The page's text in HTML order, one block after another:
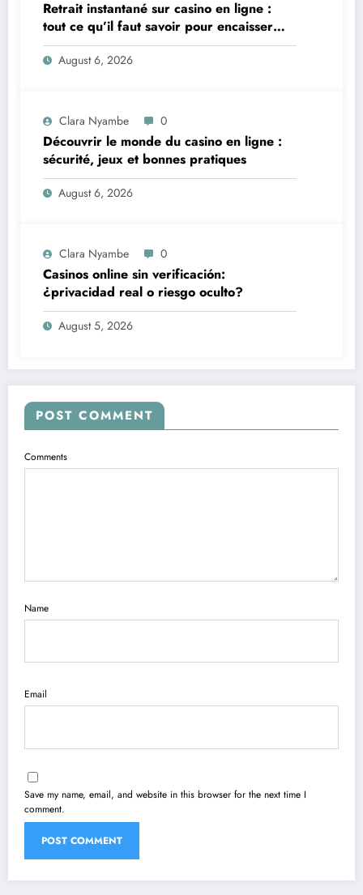
Retrait instantané sur casino en ligne :
tout ce qu’il faut savoir pour encaisser
vite et sereinement
August 6, 2026
Clara Nyambe 0
Découvrir le monde du casino en ligne :
sécurité, jeux et bonnes pratiques
August 6, 2026
Clara Nyambe 0
Casinos online sin verificación:
¿privacidad real o riesgo oculto?
August 5, 2026
POST COMMENT
Comments
Name
Email
Save my name, email, and website in this browser for the next time I
comment.